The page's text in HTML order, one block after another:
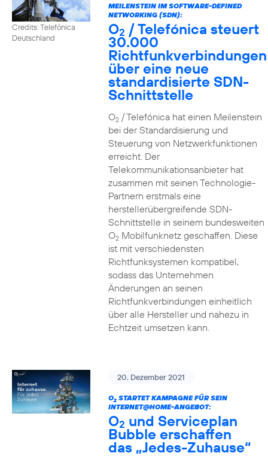
Credits: Telefónica
Deutschland
MEILENSTEIN IM SOFTWARE-DEFINED
NETWORKING (SDN):
O2 / Telefónica steuert
30.000
Richtfunkverbindungen
über eine neue
standardisierte SDN-
Schnittstelle
O2/ Telefónica hat einen Meilenstein
bei der Standardisierung und
Steuerung von Netzwerkfunktionen
erreicht. Der
Telekommunikationsanbieter hat
zusammen mit seinen Technologie-
Partnern erstmals eine
herstellerübergreifende SDN-
Schnittstelle in seinem bundesweiten
O2Mobilfunknetz geschaffen. Diese
ist mit verschiedensten
Richtfunksystemen kompatibel,
sodass das Unternehmen
Änderungen an seinen
Richtfunkverbindungen einheitlich
über alle Hersteller und nahezu in
Echtzeit umsetzen kann.
20. Dezember 2021
O2STARTET KAMPAGNE FÜR SEIN
INTERNET@HOME-ANGEBOT:
O2 und Serviceplan
Bubble erschaffen
das „Jedes-Zuhause“